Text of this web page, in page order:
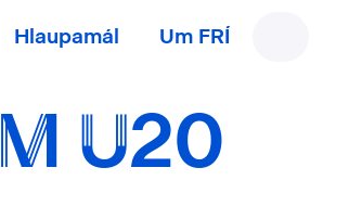
Hlaupamál Um FRÍ
U20